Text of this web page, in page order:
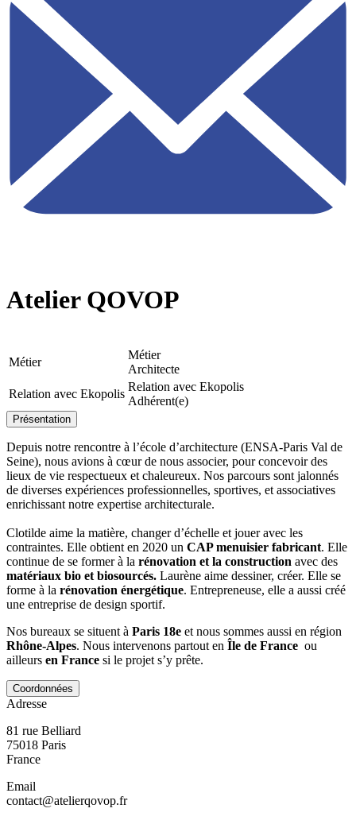
Atelier QOVOP
Métier
Métier
Architecte
Relation avec Ekopolis
Relation avec Ekopolis
Adhérent(e)
Présentation
Depuis notre rencontre à l’école d’architecture (ENSA-Paris Val de
Seine), nous avions à cœur de nous associer, pour concevoir des
lieux de vie respectueux et chaleureux. Nos parcours sont jalonnés
de diverses expériences professionnelles, sportives, et associatives
enrichissant notre expertise architecturale.
Clotilde aime la matière, changer d’échelle et jouer avec les
contraintes. Elle obtient en 2020 un CAP menuisier fabricant. Elle
continue de se former à la rénovation et la construction avec des
matériaux bio et biosourcés. Laurène aime dessiner, créer. Elle se
forme à la rénovation énergétique. Entrepreneuse, elle a aussi créé
une entreprise de design sportif.
Nos bureaux se situent à Paris 18e et nous sommes aussi en région
Rhône-Alpes. Nous intervenons partout en Île de France ou
ailleurs en France si le projet s’y prête.
Coordonnées
Adresse
81 rue Belliard
75018 Paris
France
Email
contact@atelierqovop.fr